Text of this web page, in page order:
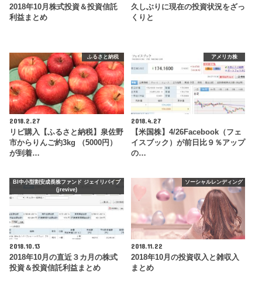
2018年10月株式投資＆投資信託
利益まとめ
久しぶりに現在の投資状況をざっ
くりと
ふるさと納税
2018.2.27
リピ購入【ふるさと納税】泉佐野
市からりんご約3kg （5000円）
が到着…
アメリカ株
2018.4.27
【米国株】4/26Facebook（フェ
イスブック）が前日比９％アップ
の…
BI中小型割安成長株ファンド ジェイリバイブ
(jrevive)
2018.10.13
2018年10月の直近３カ月の株式
投資＆投資信託利益まとめ
ソーシャルレンディング
2018.11.22
2018年10月の投資収入と雑収入
まとめ